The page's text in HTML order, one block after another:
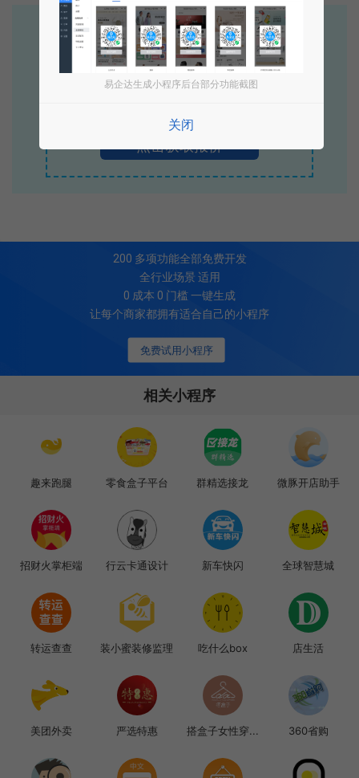
易企达10年行业沉淀！
专业小程序、公众号H5 APP等软件开发
立即拨打电话享优惠
点击获取报价
免费试用小程序
200 多项功能全部免费开发
全行业场景 适用
0 成本 0 门槛 一键生成
让每个商家都拥有适合自己的小程序
相关小程序
趣来跑腿 零食盒子平台 群精选接龙 微豚开店助手
招财火掌柜端 行云卡通设计 新车快闪 全球智慧城
转运查查 装小蜜装修监理 吃什么box 店生活
美团外卖 严选特惠 搭盒子女性穿... 360省购
易企达生成小程序后台部分功能截图
关闭